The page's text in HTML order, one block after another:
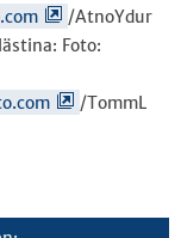
/AtnoYdur
Foto:
/TommL